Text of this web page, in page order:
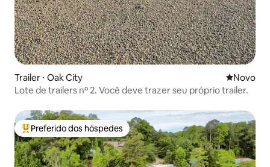
Trailer ⋅ Oak City Novo
Novo
Lote de trailers nº 2. Você deve trazer seu próprio trailer.
Entre os melhores preferidos dos hóspedes
Preferido dos hóspedes